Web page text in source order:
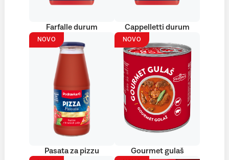
Farfalle durum Cappelletti durum
NOVO
Pasata za pizzu
NOVO
Gourmet gulaš